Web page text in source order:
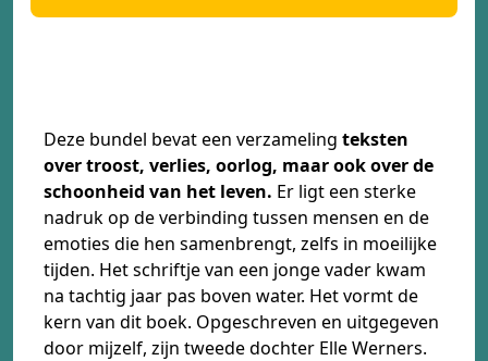
Deze bundel bevat een verzameling teksten
over troost, verlies, oorlog, maar ook over de
schoonheid van het leven. Er ligt een sterke
nadruk op de verbinding tussen mensen en de
emoties die hen samenbrengt, zelfs in moeilijke
tijden. Het schriftje van een jonge vader kwam
na tachtig jaar pas boven water. Het vormt de
kern van dit boek. Opgeschreven en uitgegeven
door mijzelf, zijn tweede dochter Elle Werners.